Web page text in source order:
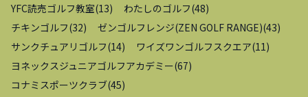
YFC読売ゴルフ教室(13) わたしのゴルフ(48)
チキンゴルフ(32) ゼンゴルフレンジ(ZEN GOLF RANGE)(43)
サンクチュアリゴルフ(14) ワイズワンゴルフスクエア(11 )
ヨネックスジュニアゴルフアカデミー(67)
コナミスポーツクラブ(45)